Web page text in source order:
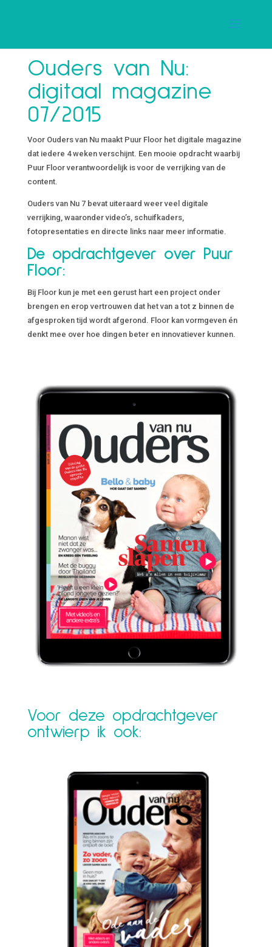
Ouders van Nu:
digitaal magazine
07/2015
Voor Ouders van Nu maakt Puur Floor het digitale magazine
dat iedere 4 weken verschijnt. Een mooie opdracht waarbij
Puur Floor verantwoordelijk is voor de verrijking van de
content.
Ouders van Nu 7 bevat uiteraard weer veel digitale
verrijking, waaronder video’s, schuifkaders,
fotopresentaties en directe links naar meer informatie.
De opdrachtgever over Puur
Floor:
Bij Floor kun je met een gerust hart een project onder
brengen en erop vertrouwen dat het van a tot z binnen de
afgesproken tijd wordt afgerond. Floor kan vormgeven én
denkt mee over hoe dingen beter en innovatiever kunnen.
Voor deze opdrachtgever
ontwierp ik ook: